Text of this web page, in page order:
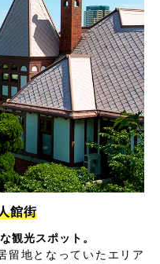
館街
観光スポット。
留地となっていたエリア